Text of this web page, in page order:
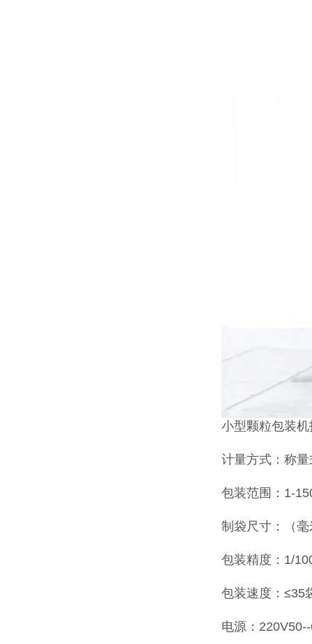
小型颗粒包装
计量方式：称量
包装范围：1-
制袋尺寸：（
包装精度：1/
包装速度：≤35
电源：